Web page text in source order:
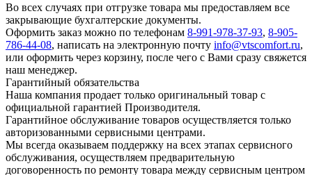
Во всех случаях при отгрузке товара мы предоставляем все
закрывающие бухгалтерские документы.
Оформить заказ можно по телефонам 8-991-978-37-93, 8-905-
786-44-08, написать на электронную почту info@vtscomfort.ru,
или оформить через корзину, после чего с Вами сразу свяжется
наш менеджер.
Гарантийный обязательства
Наша компания продает только оригинальный товар с
официальной гарантией Производителя.
Гарантийное обслуживание товаров осуществляется только
авторизованными сервисными центрами.
Мы всегда оказываем поддержку на всех этапах сервисного
обслуживания, осуществляем предварительную
договоренность по ремонту товара между сервисным центром